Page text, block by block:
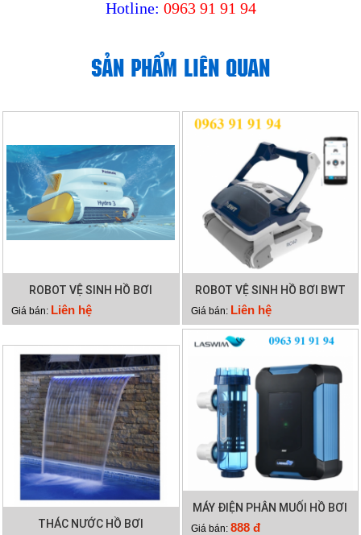
Hotline: 0963 91 91 94
SẢN PHẨM LIÊN QUAN
ROBOT VỆ SINH HỒ BƠI
HYDRO 3
Giá bán: Liên hệ
ROBOT VỆ SINH HỒ BƠI BWT
RC60
Giá bán: Liên hệ
THÁC NƯỚC HỒ BƠI
MÁY ĐIỆN PHÂN MUỐI HỒ BƠI
LASWIM HQ/SQ
Giá bán: 888 đ